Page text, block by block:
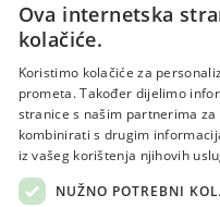
Uvjeti korištenja
Politika privatnosti
Ova internetska
kolačiće.
Koristimo kolačiće za
prometa. Također dijelimo
stranice s našim partnerima
kombinirati s drugim
iz vašeg korištenja njihovih
NUŽNO POTREBNI